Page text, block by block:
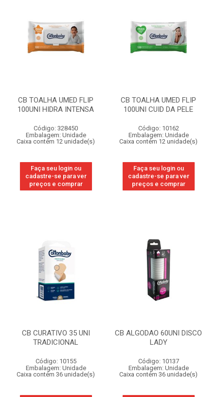
CB TOALHA UMED FLIP
100UNI HIDRA INTENSA
Código: 328450
Embalagem: Unidade
Caixa contém 12 unidade(s)
Faça seu login ou
cadastre-se para ver
preços e comprar
CB TOALHA UMED FLIP
100UNI CUID DA PELE
Código: 10162
Embalagem: Unidade
Caixa contém 12 unidade(s)
Faça seu login ou
cadastre-se para ver
preços e comprar
CB CURATIVO 35 UNI
TRADICIONAL
Código: 10155
Embalagem: Unidade
Caixa contém 36 unidade(s)
CB ALGODAO 60UNI DISCO
LADY
Código: 10137
Embalagem: Unidade
Caixa contém 36 unidade(s)